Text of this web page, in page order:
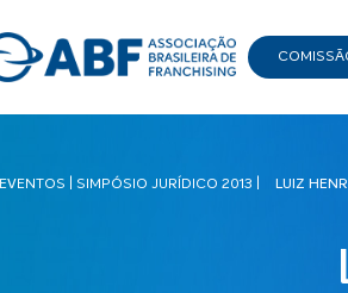
EVENTOS SIMPÓSIO JURÍDICO 2013 LUIZ